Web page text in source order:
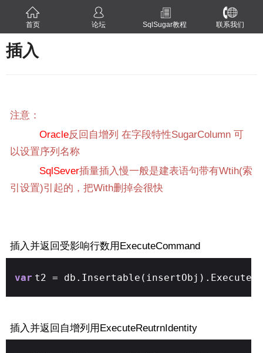
首页 论坛 SqlSugar教程 联系我们
插入
注意：
Oracle反回自增列 在字段特性SugarColumn 可
以设置序列名称
SqlSever插量插入慢一般是建表语句带有Wtih(索
引设置)引起的，把With删掉会很快
插入并返回受影响行数用ExecuteCommand
var t2 =
插入并返回自增列用ExecuteReutrnIdentity